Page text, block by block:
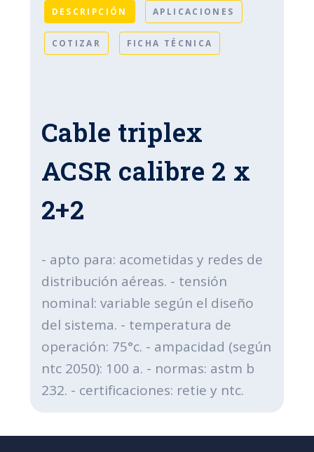
DESCRIPCIÓN APLICACIONES
COTIZAR FICHA TÉCNICA
Cable triplex
ACSR calibre 2 x
2+2
- apto para: acometidas y redes de
distribución aéreas. - tensión
nominal: variable según el diseño
del sistema. - temperatura de
operación: 75°c. - ampacidad (según
ntc 2050): 100 a. - normas: astm b
232. - certificaciones: retie y ntc.